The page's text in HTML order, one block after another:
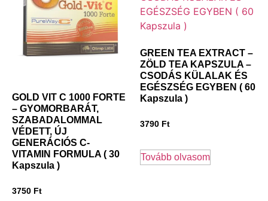
GOLD VIT C 1000 FORTE
– GYOMORBARÁT,
SZABADALOMMAL
VÉDETT, ÚJ
GENERÁCIÓS C-
VITAMIN FORMULA ( 30
Kapszula )
3750 Ft
GREEN TEA EXTRACT –
ZÖLD TEA KAPSZULA –
CSODÁS KÜLALAK ÉS
EGÉSZSÉG EGYBEN ( 60
Kapszula )
3790 Ft
Tovább olvasom